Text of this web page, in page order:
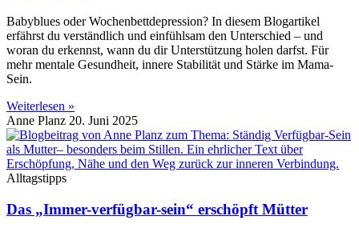
Babyblues oder Wochenbettdepression? In diesem Blogartikel
erfährst du verständlich und einfühlsam den Unterschied – und
woran du erkennst, wann du dir Unterstützung holen darfst. Für
mehr mentale Gesundheit, innere Stabilität und Stärke im Mama-
Sein.
Weiterlesen »
Anne Planz 20. Juni 2025
Alltagstipps
Das „Immer-verfügbar-sein“ erschöpft Mütter